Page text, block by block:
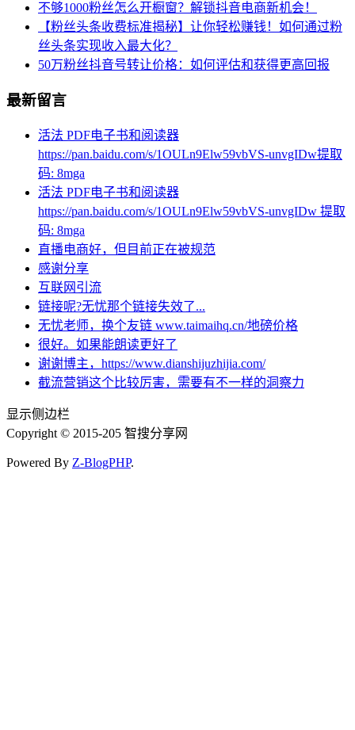
不够1000粉丝怎么开橱窗？解锁抖音电商新机会！
【粉丝头条收费标准揭秘】让你轻松赚钱！如何通过粉
丝头条实现收入最大化？
50万粉丝抖音号转让价格：如何评估和获得更高回报
最新留言
活法 PDF电子书和阅读器
https://pan.baidu.com/s/1OULn9Elw59vbVS-unvgIDw提取
码: 8mga
活法 PDF电子书和阅读器
https://pan.baidu.com/s/1OULn9Elw59vbVS-unvgIDw 提取
码: 8mga
直播电商好，但目前正在被规范
感谢分享
互联网引流
链接呢?无忧那个链接失效了...
无忧老师，换个友链 www.taimaihq.cn/地磅价格
很好。如果能朗读更好了
谢谢博主，https://www.dianshijuzhijia.com/
截流营销这个比较厉害，需要有不一样的洞察力
显示侧边栏
Copyright © 2015-205 智搜分享网
Powered By Z-BlogPHP.